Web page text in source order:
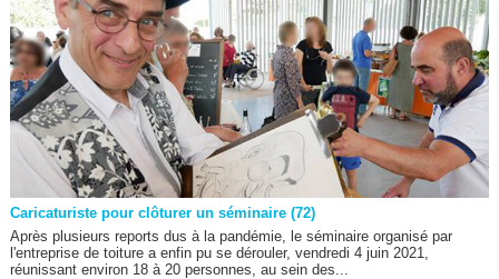
Caricaturiste pour clôturer un séminaire (72)
Après plusieurs reports dus à la pandémie, le séminaire organisé par
l'entreprise de toiture a enfin pu se dérouler, vendredi 4 juin 2021,
réunissant environ 18 à 20 personnes, au sein des...